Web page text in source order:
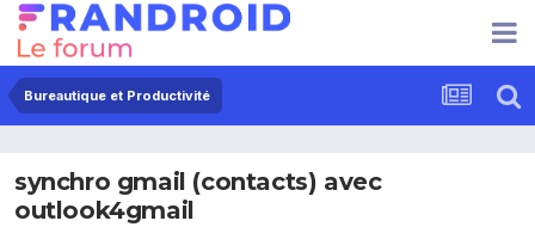
Bureautique et Productivité
synchro gmail (contacts) avec
outlook4gmail